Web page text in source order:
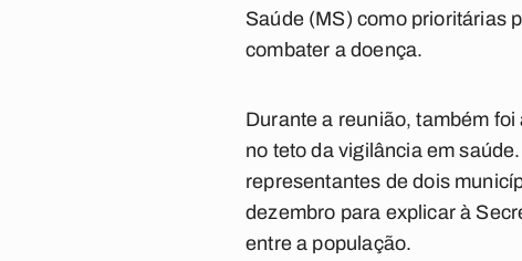
Saúde (MS) como prioritárias
combater a doença.
Durante a reunião, também
no teto da vigilância em
representantes de dois
dezembro para explicar à
entre a população.